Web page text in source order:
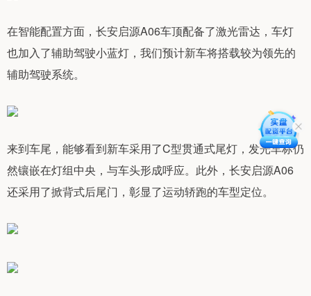
在智能配置方面，长安启源A06车顶配备了激光雷达，车灯
也加入了辅助驾驶小蓝灯，我们预计新车将搭载较为领先的
辅助驾驶系统。
来到车尾，能够看到新车采用了C型贯通式尾灯，发光车标仍
然镶嵌在灯组中央，与车头形成呼应。此外，长安启源A06
还采用了掀背式后尾门，彰显了运动轿跑的车型定位。